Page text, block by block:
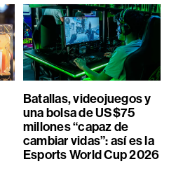
Batallas, videojuegos y
una bolsa de US$75
millones “capaz de
cambiar vidas”: así es la
Esports World Cup 2026